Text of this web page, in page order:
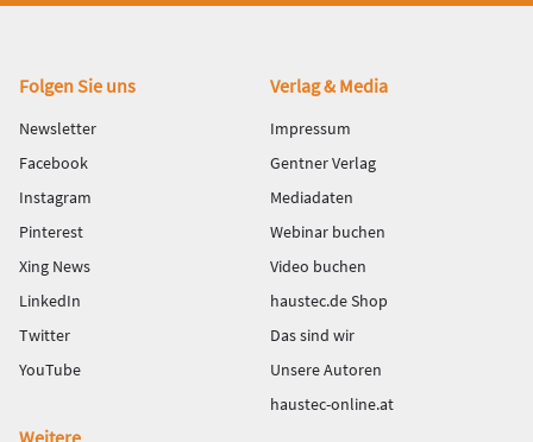
Fußbereich
Folgen Sie uns
Newsletter
Facebook
Instagram
Pinterest
Xing News
LinkedIn
Twitter
YouTube
Verlag & Media
Impressum
Gentner Verlag
Mediadaten
Webinar buchen
Video buchen
haustec.de Shop
Das sind wir
Unsere Autoren
haustec-online.at